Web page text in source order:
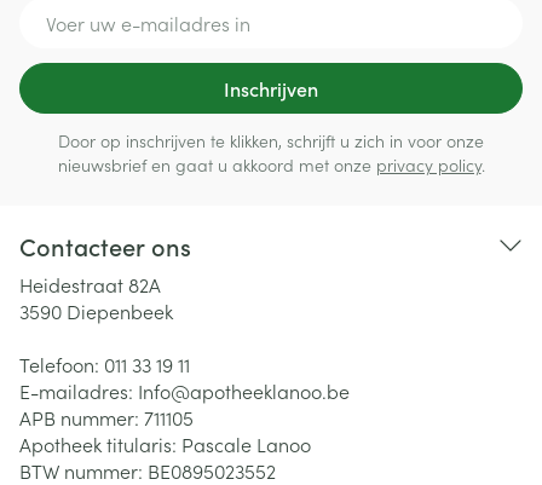
Inschrijven
Door op inschrijven te klikken, schrijft u zich in voor onze
nieuwsbrief en gaat u akkoord met onze privacy policy.
Contacteer ons
Heidestraat 82A
3590 Diepenbeek
Telefoon: 011 33 19 11
E-mailadres: Info@apotheeklanoo.be
APB nummer: 711105
Apotheek titularis: Pascale Lanoo
BTW nummer: BE0895023552